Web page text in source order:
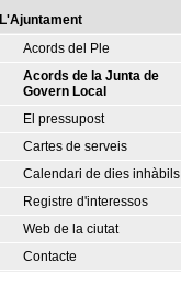
L'Ajuntament
Acords del Ple
Acords de la Junta de
Govern Local
El pressupost
Cartes de serveis
Calendari de dies inhàbils
Registre d'interessos
Web de la ciutat
Contacte